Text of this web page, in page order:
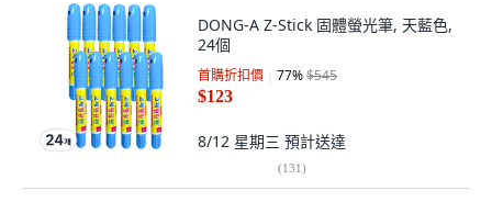
DONG-A Z-Stick 固體螢光筆, 天藍色,
24個
首購折扣價 77%$545
$123
8/12 星期三 預計送達
(131)